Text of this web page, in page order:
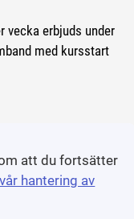
vecka erbjuds under
med kursstart
att du fortsätter
vår hantering av